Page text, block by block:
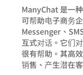
ManyChat 是一
可帮助电子商务
Messenger、
互式对话。它们
很有帮助。其高
销售、产生潜在